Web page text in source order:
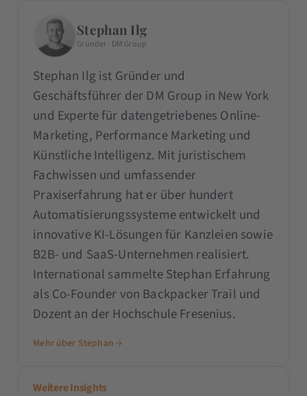
Stephan Ilg
Gründer · DM Group
Stephan Ilg ist Gründer und
Geschäftsführer der DM Group in New York
und Experte für datengetriebenes Online-
Marketing, Performance Marketing und
Künstliche Intelligenz. Mit juristischem
Fachwissen und umfassender
Praxiserfahrung hat er über hundert
Automatisierungssysteme entwickelt und
innovative KI-Lösungen für Kanzleien sowie
B2B- und SaaS-Unternehmen realisiert.
International sammelte Stephan Erfahrung
als Co-Founder von Backpacker Trail und
Dozent an der Hochschule Fresenius.
Mehr über Stephan
Weitere Insights